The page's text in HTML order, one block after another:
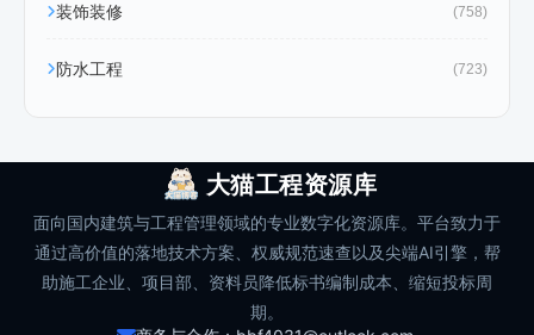
装饰装修 (758)
防水工程 (723)
大猫工程资源库
面向国内建筑与工程管理领域的专业数字化资源库。平台致力于
通过高价值的落地技术方案、权威规范速查以及尖端AI引擎，帮
助施工企业、项目部、资料员降低标书编制成本、缩短投标周
期。